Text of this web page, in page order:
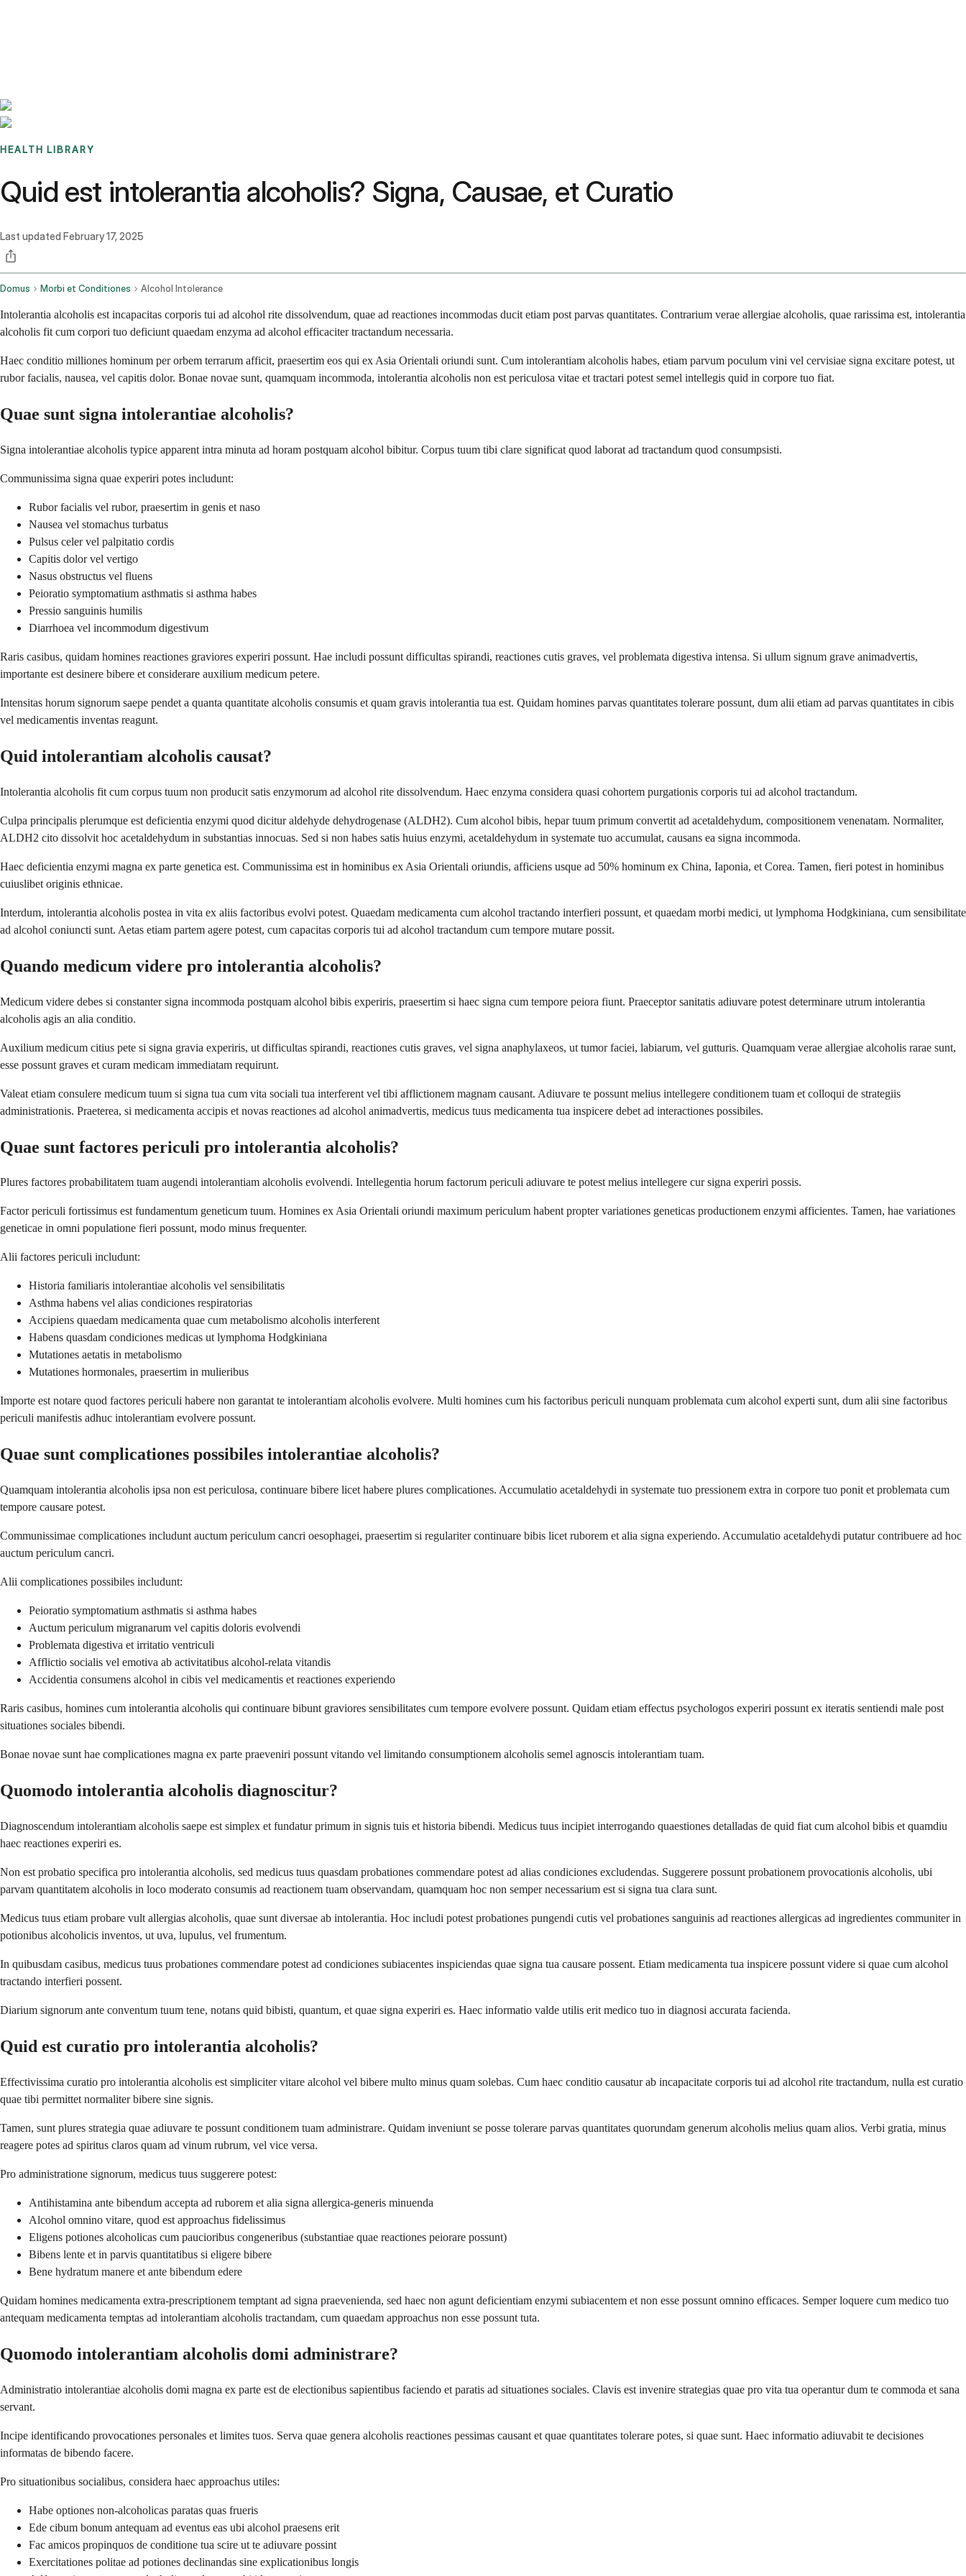
HEALTH LIBRARY
Quid est intolerantia alcoholis? Signa, Causae, et Curatio
Last updated February 17, 2025
Domus Morbi et Conditiones Alcohol Intolerance
Intolerantia alcoholis est incapacitas corporis tui ad alcohol rite dissolvendum, quae ad reactiones incommodas ducit etiam post parvas quantitates. Contrarium verae allergiae alcoholis, quae rarissima est, intolerantia
alcoholis fit cum corpori tuo deficiunt quaedam enzyma ad alcohol efficaciter tractandum necessaria.
Haec conditio milliones hominum per orbem terrarum afficit, praesertim eos qui ex Asia Orientali oriundi sunt. Cum intolerantiam alcoholis habes, etiam parvum poculum vini vel cervisiae signa excitare potest, ut
rubor facialis, nausea, vel capitis dolor. Bonae novae sunt, quamquam incommoda, intolerantia alcoholis non est periculosa vitae et tractari potest semel intellegis quid in corpore tuo fiat.
Quae sunt signa intolerantiae alcoholis?
Signa intolerantiae alcoholis typice apparent intra minuta ad horam postquam alcohol bibitur. Corpus tuum tibi clare significat quod laborat ad tractandum quod consumpsisti.
Communissima signa quae experiri potes includunt:
Rubor facialis vel rubor, praesertim in genis et naso
Nausea vel stomachus turbatus
Pulsus celer vel palpitatio cordis
Capitis dolor vel vertigo
Nasus obstructus vel fluens
Peioratio symptomatium asthmatis si asthma habes
Pressio sanguinis humilis
Diarrhoea vel incommodum digestivum
Raris casibus, quidam homines reactiones graviores experiri possunt. Hae includi possunt difficultas spirandi, reactiones cutis graves, vel problemata digestiva intensa. Si ullum signum grave animadvertis,
importante est desinere bibere et considerare auxilium medicum petere.
Intensitas horum signorum saepe pendet a quanta quantitate alcoholis consumis et quam gravis intolerantia tua est. Quidam homines parvas quantitates tolerare possunt, dum alii etiam ad parvas quantitates in cibis
vel medicamentis inventas reagunt.
Quid intolerantiam alcoholis causat?
Intolerantia alcoholis fit cum corpus tuum non producit satis enzymorum ad alcohol rite dissolvendum. Haec enzyma considera quasi cohortem purgationis corporis tui ad alcohol tractandum.
Culpa principalis plerumque est deficientia enzymi quod dicitur aldehyde dehydrogenase (ALDH2). Cum alcohol bibis, hepar tuum primum convertit ad acetaldehydum, compositionem venenatam. Normaliter,
ALDH2 cito dissolvit hoc acetaldehydum in substantias innocuas. Sed si non habes satis huius enzymi, acetaldehydum in systemate tuo accumulat, causans ea signa incommoda.
Haec deficientia enzymi magna ex parte genetica est. Communissima est in hominibus ex Asia Orientali oriundis, afficiens usque ad 50% hominum ex China, Iaponia, et Corea. Tamen, fieri potest in hominibus
cuiuslibet originis ethnicae.
Interdum, intolerantia alcoholis postea in vita ex aliis factoribus evolvi potest. Quaedam medicamenta cum alcohol tractando interfieri possunt, et quaedam morbi medici, ut lymphoma Hodgkiniana, cum sensibilitate
ad alcohol coniuncti sunt. Aetas etiam partem agere potest, cum capacitas corporis tui ad alcohol tractandum cum tempore mutare possit.
Quando medicum videre pro intolerantia alcoholis?
Medicum videre debes si constanter signa incommoda postquam alcohol bibis experiris, praesertim si haec signa cum tempore peiora fiunt. Praeceptor sanitatis adiuvare potest determinare utrum intolerantia
alcoholis agis an alia conditio.
Auxilium medicum citius pete si signa gravia experiris, ut difficultas spirandi, reactiones cutis graves, vel signa anaphylaxeos, ut tumor faciei, labiarum, vel gutturis. Quamquam verae allergiae alcoholis rarae sunt,
esse possunt graves et curam medicam immediatam requirunt.
Valeat etiam consulere medicum tuum si signa tua cum vita sociali tua interferent vel tibi afflictionem magnam causant. Adiuvare te possunt melius intellegere conditionem tuam et colloqui de strategiis
administrationis. Praeterea, si medicamenta accipis et novas reactiones ad alcohol animadvertis, medicus tuus medicamenta tua inspicere debet ad interactiones possibiles.
Quae sunt factores periculi pro intolerantia alcoholis?
Plures factores probabilitatem tuam augendi intolerantiam alcoholis evolvendi. Intellegentia horum factorum periculi adiuvare te potest melius intellegere cur signa experiri possis.
Factor periculi fortissimus est fundamentum geneticum tuum. Homines ex Asia Orientali oriundi maximum periculum habent propter variationes geneticas productionem enzymi afficientes. Tamen, hae variationes
geneticae in omni populatione fieri possunt, modo minus frequenter.
Alii factores periculi includunt:
Historia familiaris intolerantiae alcoholis vel sensibilitatis
Asthma habens vel alias condiciones respiratorias
Accipiens quaedam medicamenta quae cum metabolismo alcoholis interferent
Habens quasdam condiciones medicas ut lymphoma Hodgkiniana
Mutationes aetatis in metabolismo
Mutationes hormonales, praesertim in mulieribus
Importe est notare quod factores periculi habere non garantat te intolerantiam alcoholis evolvere. Multi homines cum his factoribus periculi nunquam problemata cum alcohol experti sunt, dum alii sine factoribus
periculi manifestis adhuc intolerantiam evolvere possunt.
Quae sunt complicationes possibiles intolerantiae alcoholis?
Quamquam intolerantia alcoholis ipsa non est periculosa, continuare bibere licet habere plures complicationes. Accumulatio acetaldehydi in systemate tuo pressionem extra in corpore tuo ponit et problemata cum
tempore causare potest.
Communissimae complicationes includunt auctum periculum cancri oesophagei, praesertim si regulariter continuare bibis licet ruborem et alia signa experiendo. Accumulatio acetaldehydi putatur contribuere ad hoc
auctum periculum cancri.
Alii complicationes possibiles includunt:
Peioratio symptomatium asthmatis si asthma habes
Auctum periculum migranarum vel capitis doloris evolvendi
Problemata digestiva et irritatio ventriculi
Afflictio socialis vel emotiva ab activitatibus alcohol-relata vitandis
Accidentia consumens alcohol in cibis vel medicamentis et reactiones experiendo
Raris casibus, homines cum intolerantia alcoholis qui continuare bibunt graviores sensibilitates cum tempore evolvere possunt. Quidam etiam effectus psychologos experiri possunt ex iteratis sentiendi male post
situationes sociales bibendi.
Bonae novae sunt hae complicationes magna ex parte praeveniri possunt vitando vel limitando consumptionem alcoholis semel agnoscis intolerantiam tuam.
Quomodo intolerantia alcoholis diagnoscitur?
Diagnoscendum intolerantiam alcoholis saepe est simplex et fundatur primum in signis tuis et historia bibendi. Medicus tuus incipiet interrogando quaestiones detalladas de quid fiat cum alcohol bibis et quamdiu
haec reactiones experiri es.
Non est probatio specifica pro intolerantia alcoholis, sed medicus tuus quasdam probationes commendare potest ad alias condiciones excludendas. Suggerere possunt probationem provocationis alcoholis, ubi
parvam quantitatem alcoholis in loco moderato consumis ad reactionem tuam observandam, quamquam hoc non semper necessarium est si signa tua clara sunt.
Medicus tuus etiam probare vult allergias alcoholis, quae sunt diversae ab intolerantia. Hoc includi potest probationes pungendi cutis vel probationes sanguinis ad reactiones allergicas ad ingredientes communiter in
potionibus alcoholicis inventos, ut uva, lupulus, vel frumentum.
In quibusdam casibus, medicus tuus probationes commendare potest ad condiciones subiacentes inspiciendas quae signa tua causare possent. Etiam medicamenta tua inspicere possunt videre si quae cum alcohol
tractando interfieri possent.
Diarium signorum ante conventum tuum tene, notans quid bibisti, quantum, et quae signa experiri es. Haec informatio valde utilis erit medico tuo in diagnosi accurata facienda.
Quid est curatio pro intolerantia alcoholis?
Effectivissima curatio pro intolerantia alcoholis est simpliciter vitare alcohol vel bibere multo minus quam solebas. Cum haec conditio causatur ab incapacitate corporis tui ad alcohol rite tractandum, nulla est curatio
quae tibi permittet normaliter bibere sine signis.
Tamen, sunt plures strategia quae adiuvare te possunt conditionem tuam administrare. Quidam inveniunt se posse tolerare parvas quantitates quorundam generum alcoholis melius quam alios. Verbi gratia, minus
reagere potes ad spiritus claros quam ad vinum rubrum, vel vice versa.
Pro administratione signorum, medicus tuus suggerere potest:
Antihistamina ante bibendum accepta ad ruborem et alia signa allergica-generis minuenda
Alcohol omnino vitare, quod est approachus fidelissimus
Eligens potiones alcoholicas cum paucioribus congeneribus (substantiae quae reactiones peiorare possunt)
Bibens lente et in parvis quantitatibus si eligere bibere
Bene hydratum manere et ante bibendum edere
Quidam homines medicamenta extra-prescriptionem temptant ad signa praevenienda, sed haec non agunt deficientiam enzymi subiacentem et non esse possunt omnino efficaces. Semper loquere cum medico tuo
antequam medicamenta temptas ad intolerantiam alcoholis tractandam, cum quaedam approachus non esse possunt tuta.
Quomodo intolerantiam alcoholis domi administrare?
Administratio intolerantiae alcoholis domi magna ex parte est de electionibus sapientibus faciendo et paratis ad situationes sociales. Clavis est invenire strategias quae pro vita tua operantur dum te commoda et sana
servant.
Incipe identificando provocationes personales et limites tuos. Serva quae genera alcoholis reactiones pessimas causant et quae quantitates tolerare potes, si quae sunt. Haec informatio adiuvabit te decisiones
informatas de bibendo facere.
Pro situationibus socialibus, considera haec approachus utiles:
Habe optiones non-alcoholicas paratas quas frueris
Ede cibum bonum antequam ad eventus eas ubi alcohol praesens erit
Fac amicos propinquos de conditione tua scire ut te adiuvare possint
Exercitationes politae ad potiones declinandas sine explicationibus longis